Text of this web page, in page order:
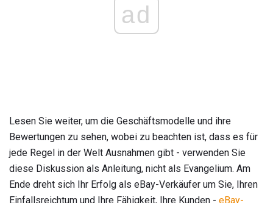
ad
Lesen Sie weiter, um die Geschäftsmodelle und ihre
Bewertungen zu sehen, wobei zu beachten ist, dass es für
jede Regel in der Welt Ausnahmen gibt - verwenden Sie
diese Diskussion als Anleitung, nicht als Evangelium. Am
Ende dreht sich Ihr Erfolg als eBay-Verkäufer um Sie, Ihren
Einfallsreichtum und Ihre Fähigkeit, Ihre Kunden - eBay-